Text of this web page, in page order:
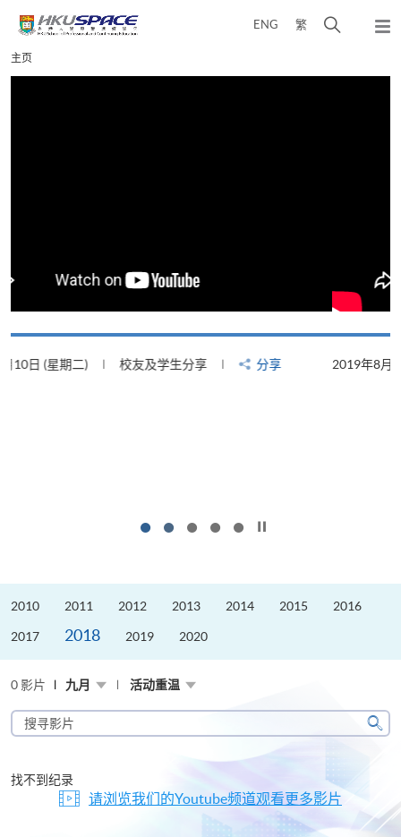
content
ENG 繁
弹
Main
content
主页
2019年8月22日 (星期四) 校友及学生分享 分享
2010 2011 2012 2013 2014 2015 2016
2017 2018 2019 2020
0 影片 九月 活动重温
搜
寻
片
搜
找不到纪录
请浏览我们的Youtube频道观看更多影片